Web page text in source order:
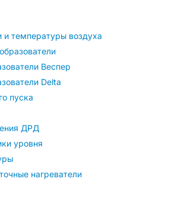
и температуры воздуха
Веспер
Delta
пуска
ДРД
уровня
нагреватели